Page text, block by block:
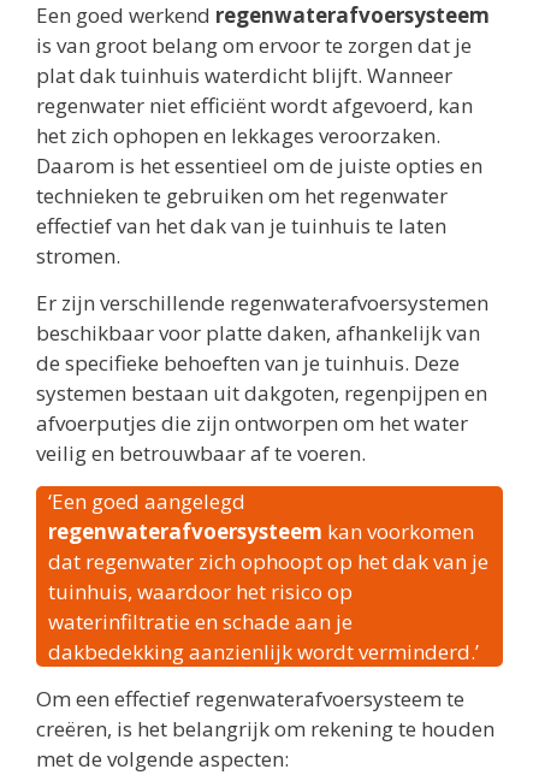
Een goed werkend regenwaterafvoersysteem
is van groot belang om ervoor te zorgen dat je
plat dak tuinhuis waterdicht blijft. Wanneer
regenwater niet efficiënt wordt afgevoerd, kan
het zich ophopen en lekkages veroorzaken.
Daarom is het essentieel om de juiste opties en
technieken te gebruiken om het regenwater
effectief van het dak van je tuinhuis te laten
stromen.
Er zijn verschillende regenwaterafvoersystemen
beschikbaar voor platte daken, afhankelijk van
de specifieke behoeften van je tuinhuis. Deze
systemen bestaan uit dakgoten, regenpijpen en
afvoerputjes die zijn ontworpen om het water
veilig en betrouwbaar af te voeren.
‘Een goed aangelegd
regenwaterafvoersysteem kan voorkomen
dat regenwater zich ophoopt op het dak van je
tuinhuis, waardoor het risico op
waterinfiltratie en schade aan je
dakbedekking aanzienlijk wordt verminderd.’
Om een effectief regenwaterafvoersysteem te
creëren, is het belangrijk om rekening te houden
met de volgende aspecten: